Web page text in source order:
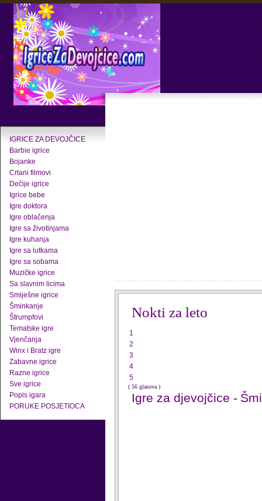
IGRICE ZA DEVOJČICE
Barbie igrice
Bojanke
Crtani filmovi
Dečije igrice
Igrice bebe
Igre doktora
Igre oblačenja
Igre sa životinjama
Igre kuhanja
Igre sa lutkama
Igre sa sobama
Muzičke igrice
Sa slavnim licima
Smiješne igrice
Šminkanje
Štrumpfovi
Tematske igre
Vjenčanja
Winx i Bratz igre
Zabavne igrice
Razne igrice
Sve igrice
Popis igara
PORUKE POSJETIOCA
Nokti za leto
1
2
3
4
5
( 56 glasova )
Igre za djevojčice -